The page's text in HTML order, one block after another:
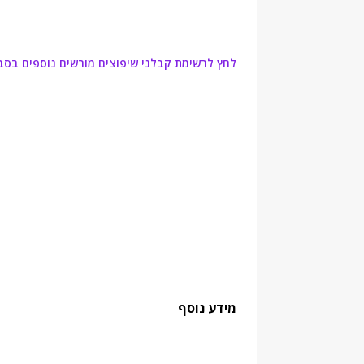
לחץ לרשימת קבלני שיפוצים מורשים נוספים
מידע נוסף